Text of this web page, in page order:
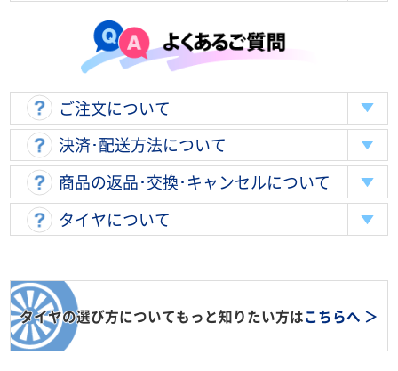
ご注文について
決済･配送方法について
商品の返品･交換･キャンセルについて
タイヤについて
タイヤの選び方についてもっと知りたい方はこちらへ ＞